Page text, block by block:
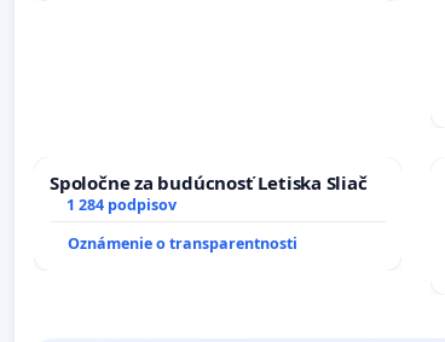
Spoločne za budúcnosť Letiska Sliač
1 284 podpisov
Oznámenie o transparentnosti